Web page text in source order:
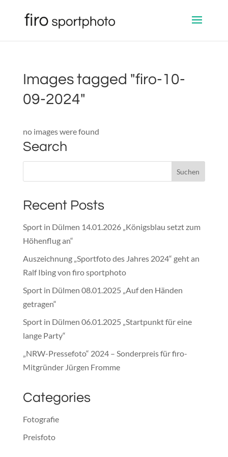
Images tagged "firo-10-
09-2024"
no images were found
Search
Recent Posts
Sport in Dülmen 14.01.2026 „Königsblau setzt zum
Höhenflug an“
Auszeichnung „Sportfoto des Jahres 2024“ geht an
Ralf Ibing von firo sportphoto
Sport in Dülmen 08.01.2025 „Auf den Händen
getragen“
Sport in Dülmen 06.01.2025 „Startpunkt für eine
lange Party“
„NRW-Pressefoto“ 2024 – Sonderpreis für firo-
Mitgründer Jürgen Fromme
Categories
Fotografie
Preisfoto